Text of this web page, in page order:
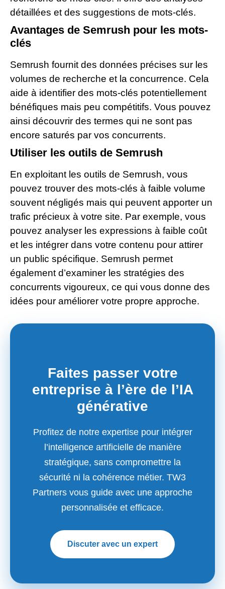
détaillées et des suggestions de mots-clés.
Avantages de Semrush pour les mots-
clés
Semrush fournit des données précises sur les
volumes de recherche et la concurrence. Cela
aide à identifier des mots-clés potentiellement
bénéfiques mais peu compétitifs. Vous pouvez
ainsi découvrir des termes qui ne sont pas
encore saturés par vos concurrents.
Utiliser les outils de Semrush
En exploitant les outils de Semrush, vous
pouvez trouver des mots-clés à faible volume
souvent négligés mais qui peuvent apporter un
trafic précieux à votre site. Par exemple, vous
pouvez analyser les expressions à faible coût
et les intégrer dans votre contenu pour attirer
un public spécifique. Semrush permet
également d’examiner les stratégies des
concurrents vigoureux, ce qui vous donne des
idées pour améliorer votre propre approche.
Faites passer votre
entreprise à l’ère de l’IA
générative
Profitez de notre expertise pour intégrer
l’intelligence artificielle de manière
stratégique, sans compromettre la
sécurité ni la cohérence métier. TW3
Partners vous guide avec une approche
personnalisée et efficace.
Discuter avec un expert